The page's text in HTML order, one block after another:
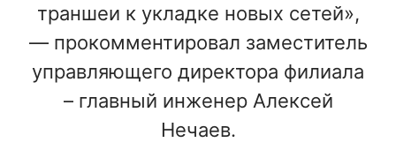
траншеи к укладке новых сетей»,
— прокомментировал заместитель
управляющего директора филиала
– главный инженер Алексей
Нечаев.